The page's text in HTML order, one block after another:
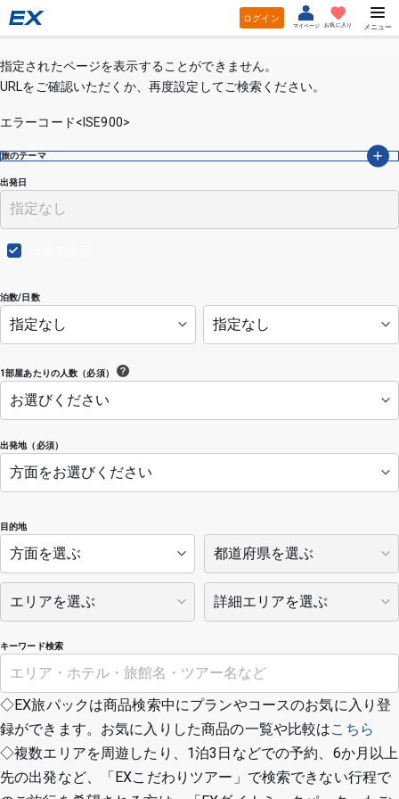
ログイン
マイページ お気に入り メニュー
指定されたページを表示することができません。
URLをご確認いただくか、再度設定してご検索ください。
エラーコード<ISE900>
出発地（必須）
出発日
泊数/日数
1部屋あたりの人数（必須）
目的地
キーワード検索
旅のテーマ
◇EX旅パックは商品検索中にプランやコースのお気に入り登
録ができます。お気に入りした商品の一覧や比較はこちら
◇複数エリアを周遊したり、1泊3日などでの予約、6か月以上
先の出発など、「EXこだわりツアー」で検索できない行程で